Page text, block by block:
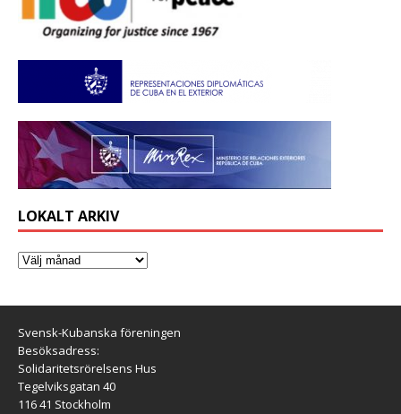
LOKALT ARKIV
Svensk-Kubanska föreningen
Besöksadress:
Solidaritetsrörelsens Hus
Tegelviksgatan 40
116 41 Stockholm